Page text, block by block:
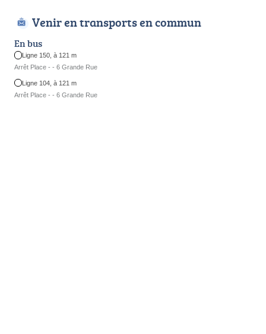
Venir en transports en commun
En bus
Ligne 150, à 121 m
Arrêt Place - - 6 Grande Rue
Ligne 104, à 121 m
Arrêt Place - - 6 Grande Rue